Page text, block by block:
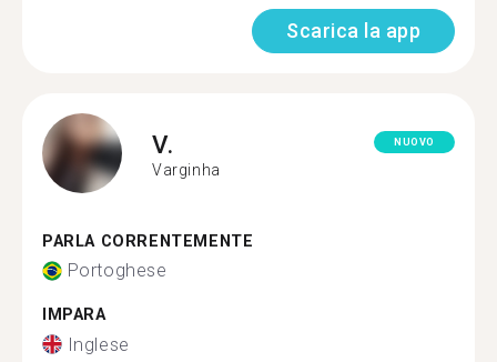
Scarica la app
V.
Varginha
NUOVO
PARLA CORRENTEMENTE
Portoghese
IMPARA
Inglese